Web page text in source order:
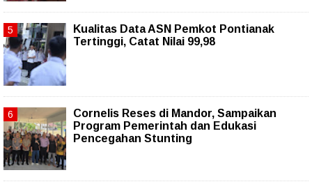
Kualitas Data ASN Pemkot Pontianak
Tertinggi, Catat Nilai 99,98
Cornelis Reses di Mandor, Sampaikan
Program Pemerintah dan Edukasi
Pencegahan Stunting